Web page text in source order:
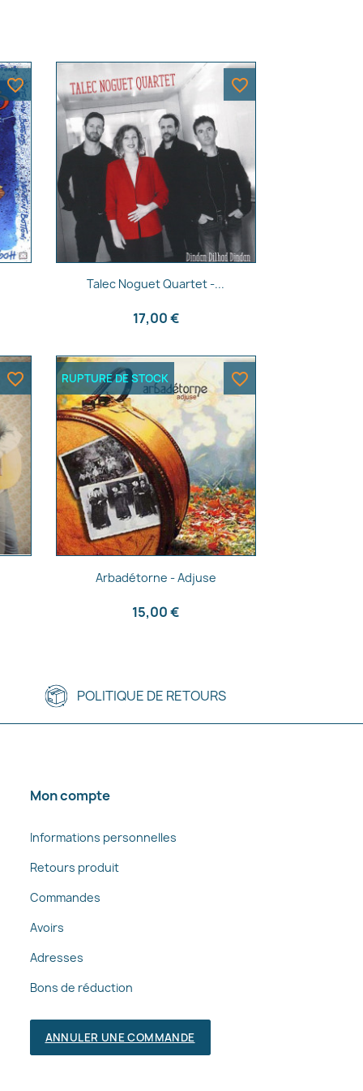
favorite_border
Aperçu rapide
Talec Noguet Quartet -...
17,00 €
favorite_border
favorite_border
Aperçu rapide
Arbadétorne - Adjuse
15,00 €
RUPTURE DE STOCK favorite_border
POLITIQUE DE RETOURS
Mon compte
Informations personnelles
Retours produit
Commandes
Avoirs
Adresses
Bons de réduction
ANNULER UNE COMMANDE